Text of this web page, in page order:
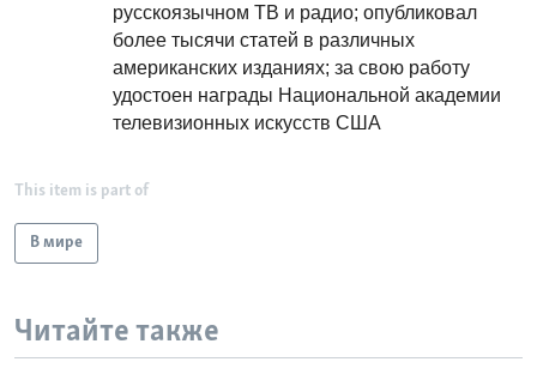
русскоязычном ТВ и радио; опубликовал
более тысячи статей в различных
американских изданиях; за свою работу
удостоен награды Национальной академии
телевизионных искусств США
This item is part of
В мире
Читайте также